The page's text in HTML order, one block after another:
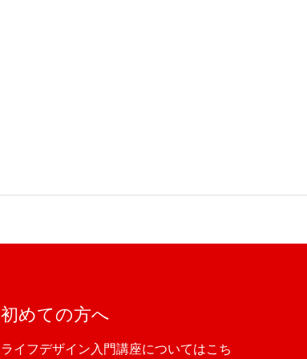
初めての方へ
ライフデザイン入門講座についてはこち